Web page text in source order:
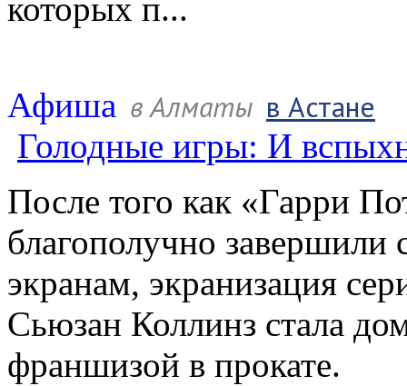
которых п...
Афиша в Алматы в Астане
Голодные игры: И
После того как «Гарри
благополучно
экранам, экранизация
Сьюзан Коллинз стала
франшизой в прокате.